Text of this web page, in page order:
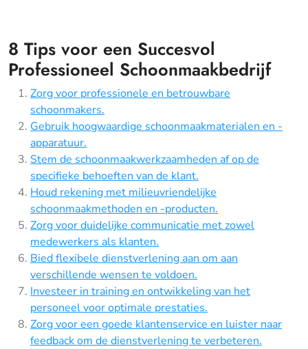
8 Tips voor een Succesvol
Professioneel Schoonmaakbedrijf
Zorg voor professionele en betrouwbare
schoonmakers.
Gebruik hoogwaardige schoonmaakmaterialen en -
apparatuur.
Stem de schoonmaakwerkzaamheden af op de
specifieke behoeften van de klant.
Houd rekening met milieuvriendelijke
schoonmaakmethoden en -producten.
Zorg voor duidelijke communicatie met zowel
medewerkers als klanten.
Bied flexibele dienstverlening aan om aan
verschillende wensen te voldoen.
Investeer in training en ontwikkeling van het
personeel voor optimale prestaties.
Zorg voor een goede klantenservice en luister naar
feedback om de dienstverlening te verbeteren.